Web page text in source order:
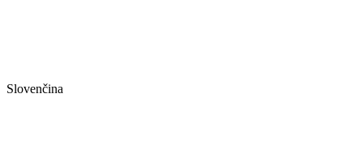
Slovenčina